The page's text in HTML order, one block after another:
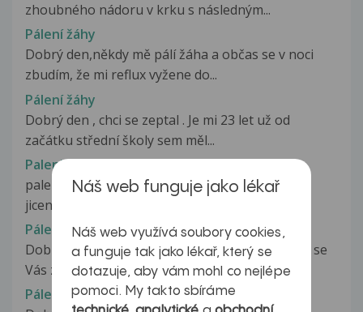
zhoubného nádoru v krku s následným...
Pálení žáhy
Dobrý den,někdy mě pálí žáha a občas se v noci
zbudím, že mi reflux vyžene do...
Pálení žáhy
Dobrý den , chci se zeptal . Je mi 23 let už od
začátku střední školy sem měl...
Paleni žahy
paleni jicnu Na jicnu mam 3 eroze a překrveny
jicen,štavy se mi vraceji...
Pálení žáhy
Dobrý den, pane doktore, doktorko. Chtěl bych se
Vás zeptat a poprosit o radu....
Pálení žáhy
Náš web funguje jako lékař
Náš web využívá soubory cookies,
a funguje tak jako lékař, který se
dotazuje, aby vám mohl co nejlépe
pomoci. My takto sbíráme